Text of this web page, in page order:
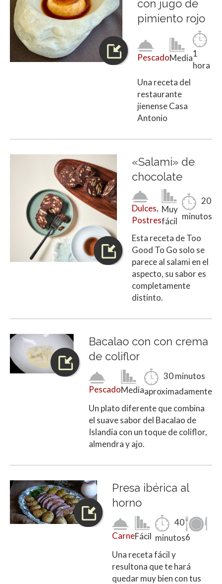
con jugo de
pimiento rojo
PescadoMedia1
hora
Una receta del
restaurante
jienense Casa
Antonio
«Salami» de
chocolate
Dulces,
Postres
Muy
fácil
20
minutos
Esta receta de Too
Good To Go solo se
parece al salami en el
aspecto, su sabor es
completamente
distinto.
Bacalao con con crema
de coliflor
PescadoMedia
30 minutos
aproximadamente
Un plato diferente que combina
el suave sabor del Bacalao de
Islandia con un toque de coliflor,
almendra y ajo.
Presa ibérica al
horno
CarneFácil
40
minutos6
Una receta fácil y
resultona que te hará
quedar muy bien con tus